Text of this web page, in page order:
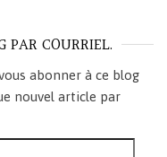
PAR COURRIEL.
abonner à ce blog
nouvel article par